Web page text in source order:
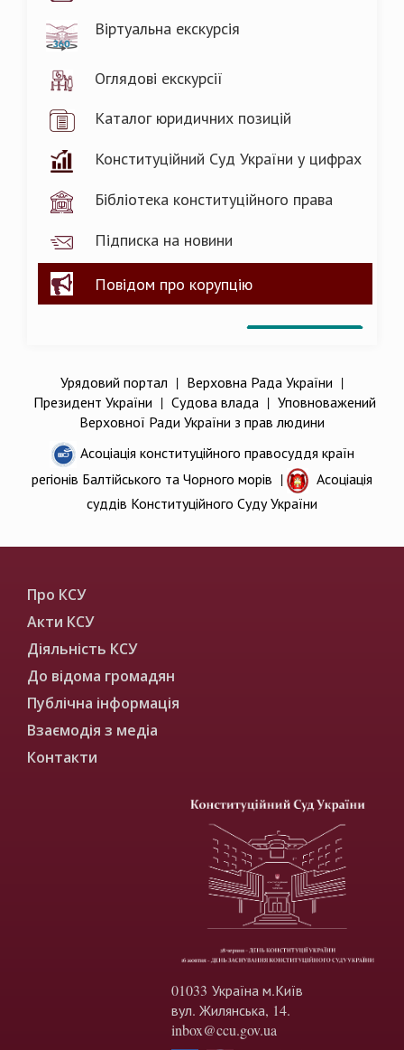
Віртуальна екскурсія
Оглядові екскурсії
Каталог юридичних позицій
Конституційний Суд України у цифрах
Бібліотека конституційного права
Підписка на новини
Повідом про корупцію
Урядовий портал | Верховна Рада України |
Президент України | Судова влада| Уповноважений
Верховної Ради України з прав людини
Асоціація конституційного правосуддя країн
регіонів Балтійського та Чорного морів |
Асоціація
суддів Конституційного Суду України
Про КСУ
Акти КСУ
Діяльність КСУ
До відома громадян
Публічна інформація
Взаємодія з медіа
Контакти
01033 Україна м.Київ
вул. Жилянська, 14.
inbox@ccu.gov.ua